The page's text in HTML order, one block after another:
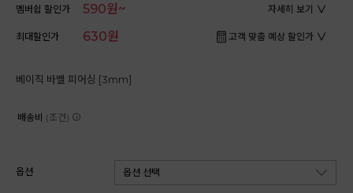
멤버쉽 할인가 590원~ 자세히 보기
최대할인가 630원 고객 맞춤 예상 할인가
베이직 바벨 피어싱 [3mm]
배송비 (조건)
옵션